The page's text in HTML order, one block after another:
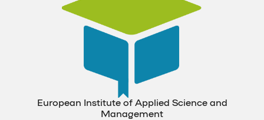
European Institute of Applied Science and
Management